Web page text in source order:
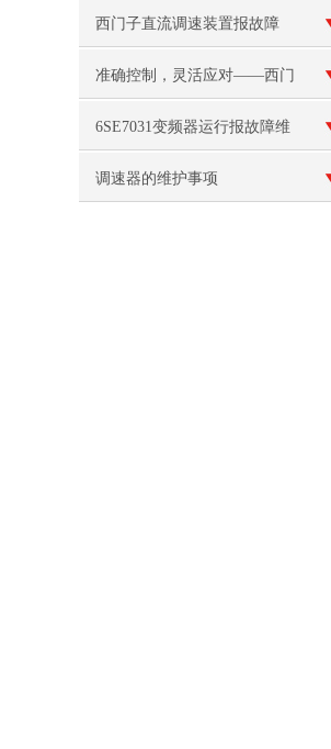
了系统
西门子直流调速装置报故障
准确控制，灵活应对——西门
子直流控制器，为您的工业设
备注入灵动之力！
6SE7031变频器运行报故障维
修
调速器的维护事项